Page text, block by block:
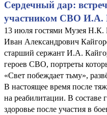
Сердечный дар:
участником СВО И.А.
13 июля гостями Музея Н.К.
Иван Александрович
старший сержант И.А.
героев СВО, портреты
«Свет побеждает тьму»,
В настоящее время после
на реабилитации. В
здоровье после участия в